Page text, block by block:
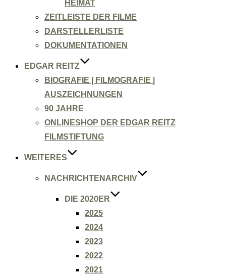
HEIMAT
ZEITLEISTE DER FILME
DARSTELLERLISTE
DOKUMENTATIONEN
EDGAR REITZ
BIOGRAFIE | FILMOGRAFIE |
AUSZEICHNUNGEN
90 JAHRE
ONLINESHOP DER EDGAR REITZ
FILMSTIFTUNG
WEITERES
NACHRICHTENARCHIV
DIE 2020ER
2025
2024
2023
2022
2021